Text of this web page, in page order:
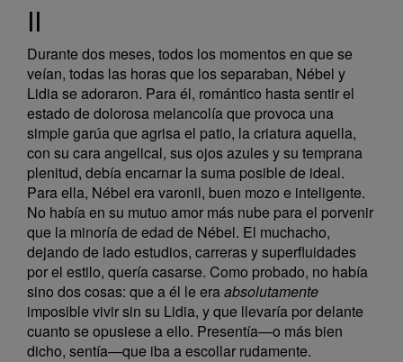
II
Durante dos meses, todos los momentos en que se
veían, todas las horas que los separaban, Nébel y
Lidia se adoraron. Para él, romántico hasta sentir el
estado de dolorosa melancolía que provoca una
simple garúa que agrisa el patio, la criatura aquella,
con su cara angelical, sus ojos azules y su temprana
plenitud, debía encarnar la suma posible de ideal.
Para ella, Nébel era varonil, buen mozo e inteligente.
No había en su mutuo amor más nube para el porvenir
que la minoría de edad de Nébel. El muchacho,
dejando de lado estudios, carreras y superfluidades
por el estilo, quería casarse. Como probado, no había
sino dos cosas: que a él le eraabsolutamente
imposible vivir sin su Lidia, y que llevaría por delante
cuanto se opusiese a ello. Presentía—o más bien
dicho, sentía—que iba a escollar rudamente.